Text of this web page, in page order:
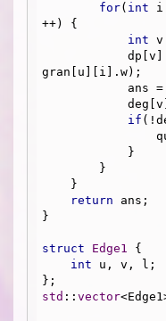
for( int i
++) {
int
gran[u][i].w);
            ans =
if
return ans;
}
struct Edge1 {
int u, v, l;
std :: vector